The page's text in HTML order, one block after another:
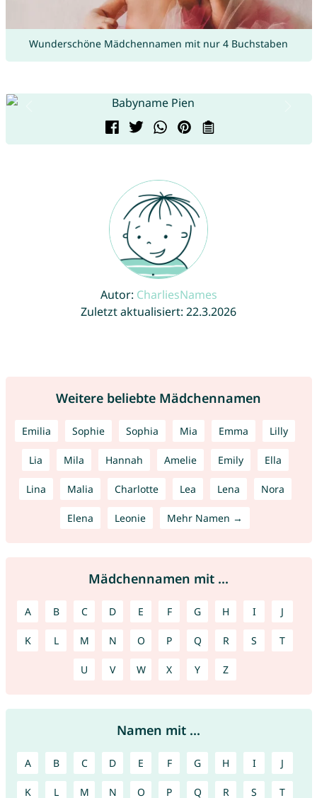
Wunderschöne Mädchennamen mit nur 4 Buchstaben
Autor: CharliesNames
Zuletzt aktualisiert: 22.3.2026
Weitere beliebte Mädchennamen
Emilia Sophie Sophia Mia Emma Lilly
Lia Mila Hannah Amelie Emily Ella
Lina Malia Charlotte Lea Lena Nora
Elena Leonie Mehr Namen →
Mädchennamen mit ...
A B C D E F G H I J
K L M N O P Q R S T
U V W X Y Z
Namen mit ...
A B C D E F G H I J
K L M N O P Q R S T